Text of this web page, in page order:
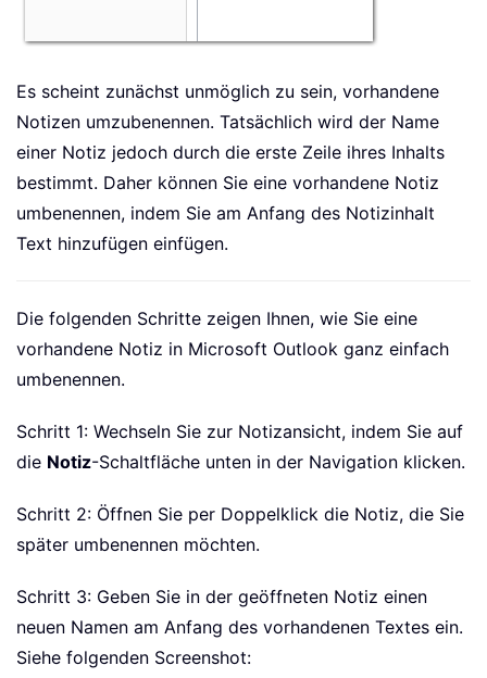
Es scheint zunächst unmöglich zu sein, vorhandene
Notizen umzubenennen. Tatsächlich wird der Name
einer Notiz jedoch durch die erste Zeile ihres Inhalts
bestimmt. Daher können Sie eine vorhandene Notiz
umbenennen, indem Sie am Anfang des Notizinhalt
Text hinzufügen einfügen.
Die folgenden Schritte zeigen Ihnen, wie Sie eine
vorhandene Notiz in Microsoft Outlook ganz einfach
umbenennen.
Schritt 1: Wechseln Sie zur Notizansicht, indem Sie auf
die Notiz-Schaltfläche unten in der Navigation klicken.
Schritt 2: Öffnen Sie per Doppelklick die Notiz, die Sie
später umbenennen möchten.
Schritt 3: Geben Sie in der geöffneten Notiz einen
neuen Namen am Anfang des vorhandenen Textes ein.
Siehe folgenden Screenshot: